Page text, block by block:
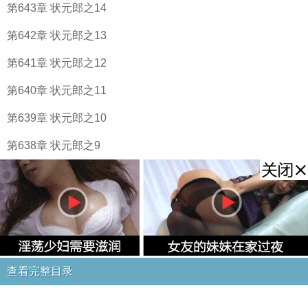
第643章 状元郎之14
第642章 状元郎之13
第641章 状元郎之12
第640章 状元郎之11
第639章 状元郎之10
第638章 状元郎之9
查看完整目录